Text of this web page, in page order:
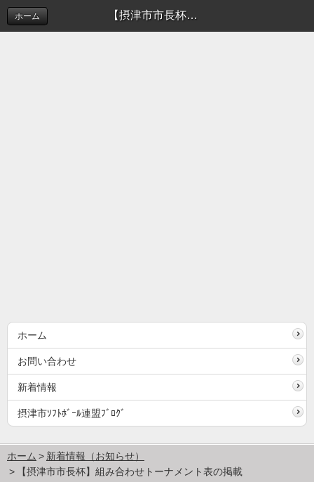
【摂津市市長杯】組み合わせトーナメント表の掲載 | 新着情報（お知らせ）
ホーム
ホーム
お問い合わせ
新着情報
摂津市ｿﾌﾄﾎﾞｰﾙ連盟ﾌﾞﾛｸﾞ
ホーム
新着情報（お知らせ）
【摂津市市長杯】組み合わせトーナメント表の掲載